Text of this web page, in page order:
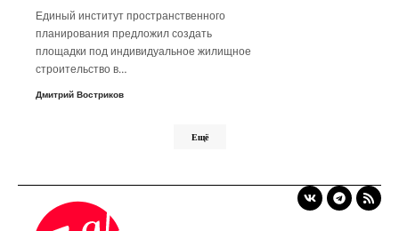
Единый институт пространственного
планирования предложил создать
площадки под индивидуальное жилищное
строительство в…
Дмитрий Востриков
Ещё